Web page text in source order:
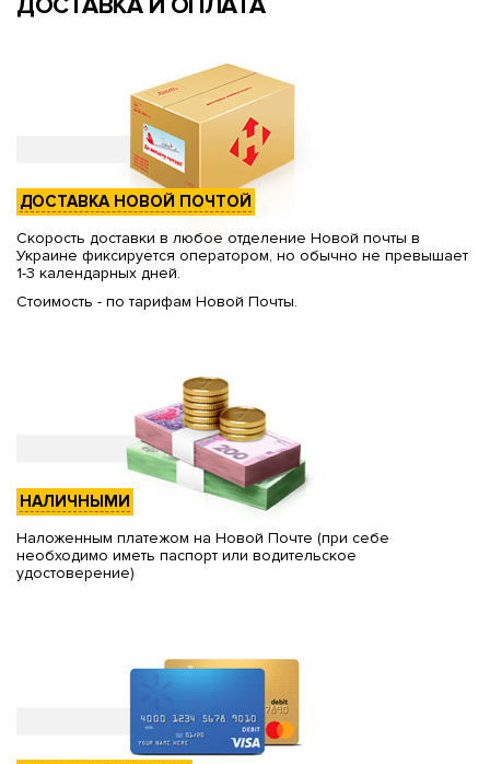
ДОСТАВКА И ОПЛАТА
ДОСТАВКА НОВОЙ ПОЧТОЙ
Скорость доставки в любое отделение Новой почты в
Украине фиксируется оператором, но обычно не превышает
1-3 календарных дней.
Стоимость - по тарифам Новой Почты.
НАЛИЧНЫМИ
Наложенным платежом на Новой Почте (при себе
необходимо иметь паспорт или водительское
удостоверение)